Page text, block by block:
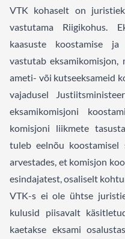
VTK kohaselt on
vastutama Riigikohus.
kaasuste koostamise
vastutab eksamikomisjon,
ameti- või kutseeksameid
vajadusel
eksamikomisjoni
komisjoni liikmete
tuleb eelnõu
arvestades, et komisjon
esindajatest, osaliselt
VTK-s ei ole ühtse
kulusid piisavalt
kaetakse eksami